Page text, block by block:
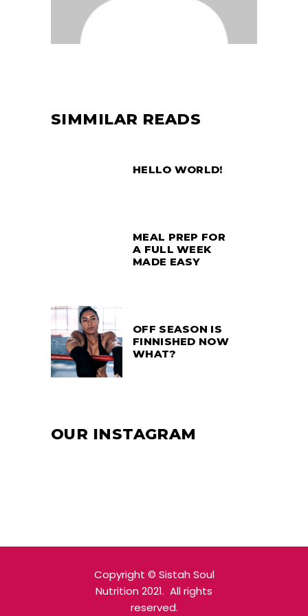
SIMMILAR READS
HELLO WORLD!
MEAL PREP FOR
A FULL WEEK
MADE EASY
OFF SEASON IS
FINNISHED NOW
WHAT?
OUR INSTAGRAM
Copyright © Sistah Soul
Nutrition 2021. All rights
reserved.